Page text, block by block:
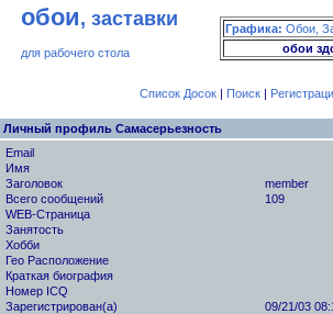
обои, заставки
для рабочего стола
Графика: Обои,
обои
Список Досок | Поиск |
Личный профиль Самасерьезность
Email
Имя
Заголовок
member
Всего сообщений
109
WEB-Страница
Занятость
Хобби
Гео Расположение
Краткая биография
Номер ICQ
Зарегистрирован(а)
09/21/03